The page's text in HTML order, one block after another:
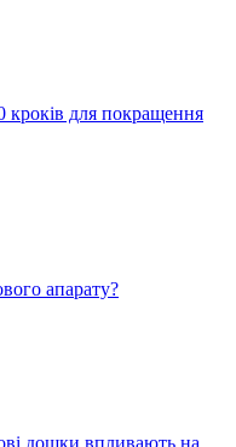
кроків для покращення
апарату?
дошки впливають на